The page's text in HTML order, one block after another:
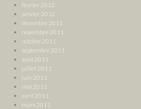
février 2012
janvier 2012
décembre 2011
novembre 2011
octobre 2011
septembre 2011
août 2011
juillet 2011
juin 2011
mai 2011
avril 2011
mars 2011